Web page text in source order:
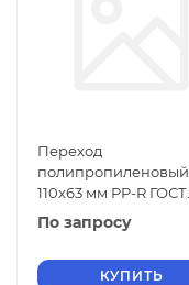
Переход
полипропиленовый
110х63 мм PP-R ГОСТ
32415-2013
По запросу
КУПИТЬ